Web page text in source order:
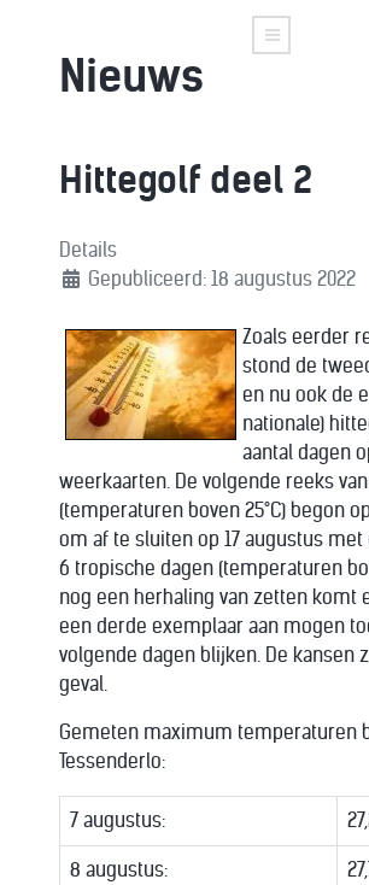
Nieuws
Hittegolf deel 2
Details
Gepubliceerd: 18 augustus 2022
Zoals eerder
stond de
en nu ook de
nationale)
aantal dagen
weerkaarten. De volgende reeks
(temperaturen boven 25°C) begon
om af te sluiten op 17 augustus met
6 tropische dagen (temperaturen
nog een herhaling van zetten komt
een derde exemplaar aan mogen
volgende dagen blijken. De kansen
geval.
Gemeten maximum temperaturen
Tessenderlo:
7 augustus:
8 augustus: